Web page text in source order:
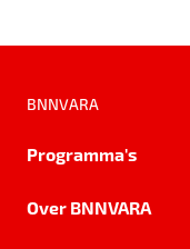
BNNVARA
Programma's
Over BNNVARA